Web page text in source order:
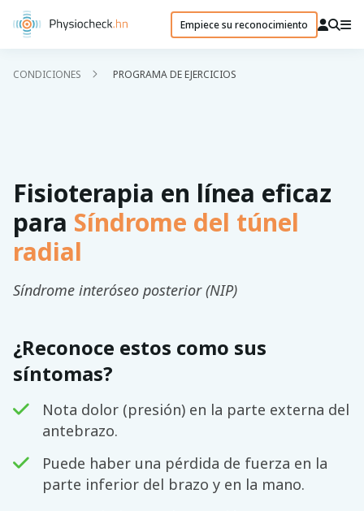
Empiece su reconocimiento
CONDICIONES PROGRAMA DE EJERCICIOS
Fisioterapia en línea eficaz
para Síndrome del túnel
radial
Síndrome interóseo posterior (NIP)
¿Reconoce estos como sus
síntomas?
Nota dolor (presión) en la parte externa del
antebrazo.
Puede haber una pérdida de fuerza en la
parte inferior del brazo y en la mano.